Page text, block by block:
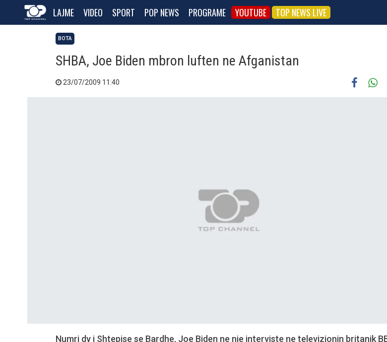
LAJME VIDEO SPORT POP NEWS PROGRAME YOUTUBE TOP NEWS LIVE
BOTA
SHBA, Joe Biden mbron luften ne Afganistan
23/07/2009 11:40
Numri dy i Shtepise se Bardhe, Joe Biden ne nje interviste ne televizionin britanik